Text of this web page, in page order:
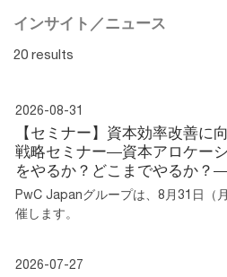
インサイト／ニュース
20 results
2026-08-31
【セミナー】資本効率改善に
戦略セミナー―資本アロケー
をやるか？どこまでやるか？
PwC Japanグループは、8月31日（
催します。
2026-07-27